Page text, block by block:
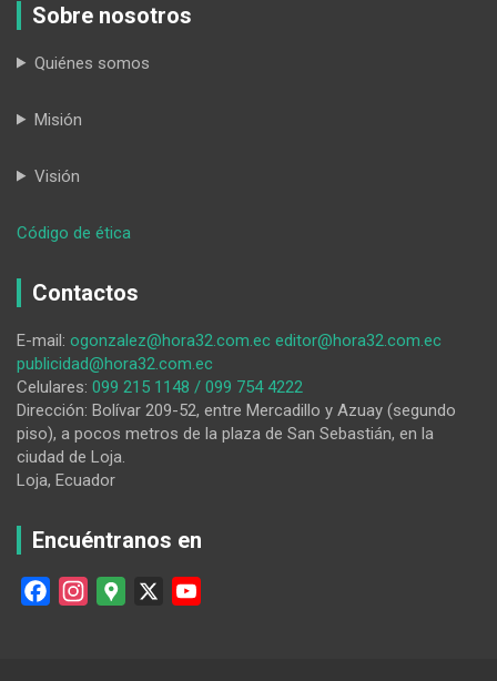
Sobre nosotros
Quiénes somos
Misión
Visión
Código de ética
lojana
una
presea
de
oro
en
Contactos
E-mail: ogonzalez@hora32.com.ec editor@hora32.com.ec
publicidad@hora32.com.ec
Celulares: 099 215 1148 / 099 754 4222
Dirección: Bolívar 209-52, entre Mercadillo y Azuay (segundo
piso), a pocos metros de la plaza de San Sebastián, en la
ciudad de Loja.
Loja, Ecuador
Encuéntranos en